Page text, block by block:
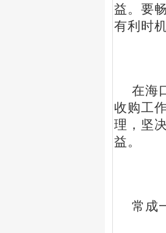
益。要
有利时
在海
收购工
理，坚
益。
常成